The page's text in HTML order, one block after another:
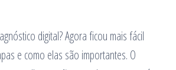
digital? Agora ficou mais fácil
e como elas são importantes. O